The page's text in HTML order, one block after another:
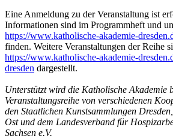
Eine Anmeldung zu der Veranstaltung ist
Informationen sind im Programmheft und
https://www.katholische-akademie-
finden. Weitere Veranstaltungen der Reihe
https://www.katholische-akademie-
dresden dargestellt.
Unterstützt wird die Katholische Akademie
Veranstaltungsreihe von verschiedenen
den Staatlichen Kunstsammlungen
Ost und dem Landesverband für
Sachsen e.V.